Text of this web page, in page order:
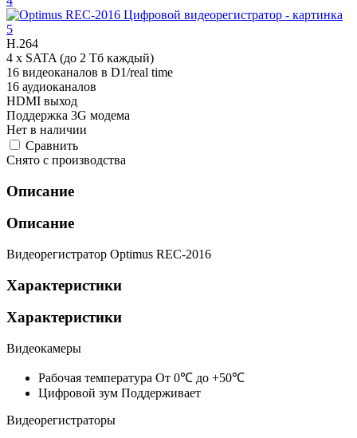
H.264
4 x SATA (до 2 Тб каждый)
16 видеоканалов в D1/real time
16 аудиоканалов
HDMI выход
Поддержка 3G модема
Нет в наличии
Cравнить
Снято с производства
Описание
Описание
Видеорегистратор Optimus REC-2016
Характеристики
Характеристики
Видеокамеры
Рабочая температура От 0℃ до +50℃
Цифровой зум Поддерживает
Видеорегистраторы